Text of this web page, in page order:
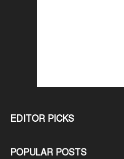
EDITOR PICKS
POPULAR POSTS